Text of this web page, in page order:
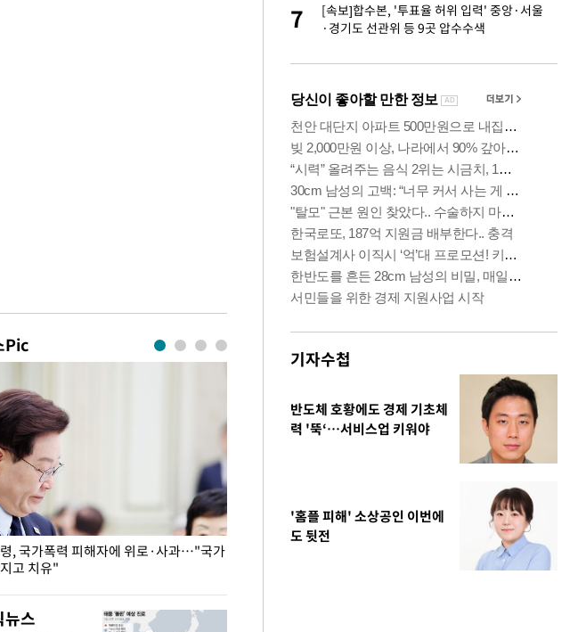
Pic
, 국가폭력 피해자에 위로·사과…"국가
고 치유"
오세훈 서울시
환경 점검
뉴스
7
[속보]합수본, '투표율 허위 입력' 중앙·서울
·경기도 선관위 등 9곳 압수수색
기자수첩
반도체 호황에도 경제 기초체
력 '뚝‘…서비스업 키워야
'홈플 피해' 소상공인 이번에
도 뒷전